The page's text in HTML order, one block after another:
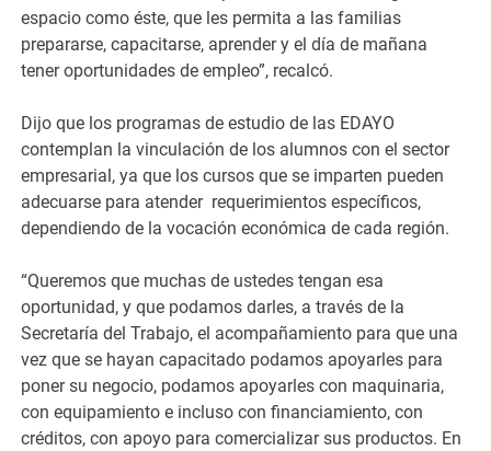
espacio como éste, que les permita a las familias
prepararse, capacitarse, aprender y el día de mañana
tener oportunidades de empleo”, recalcó.
Dijo que los programas de estudio de las EDAYO
contemplan la vinculación de los alumnos con el sector
empresarial, ya que los cursos que se imparten pueden
adecuarse para atender requerimientos específicos,
dependiendo de la vocación económica de cada región.
“Queremos que muchas de ustedes tengan esa
oportunidad, y que podamos darles, a través de la
Secretaría del Trabajo, el acompañamiento para que una
vez que se hayan capacitado podamos apoyarles para
poner su negocio, podamos apoyarles con maquinaria,
con equipamiento e incluso con financiamiento, con
créditos, con apoyo para comercializar sus productos. En